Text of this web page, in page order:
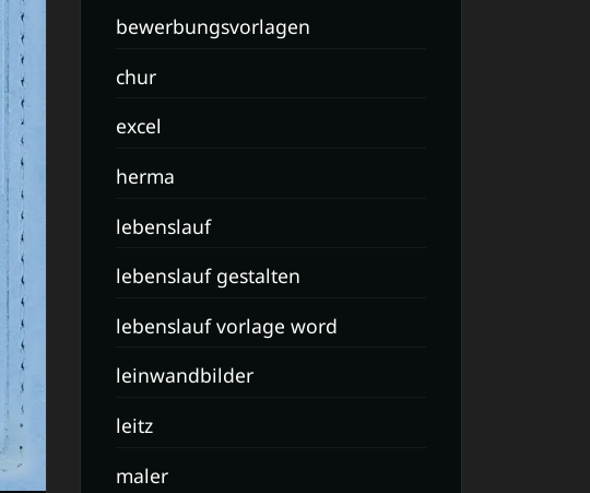
bewerbungsvorlagen
chur
excel
herma
lebenslauf
lebenslauf gestalten
lebenslauf vorlage word
leinwandbilder
leitz
maler